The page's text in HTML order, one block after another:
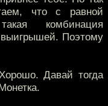
что с равной
комбинация
Поэтому
Давай тогда